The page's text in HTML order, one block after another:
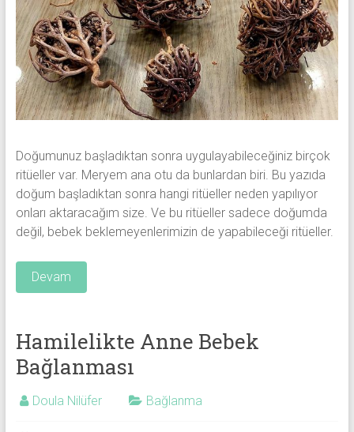
Doğumunuz başladıktan sonra uygulayabileceğiniz birçok
ritüeller var. Meryem ana otu da bunlardan biri. Bu yazıda
doğum başladıktan sonra hangi ritüeller neden yapılıyor
onları aktaracağım size. Ve bu ritüeller sadece doğumda
değil, bebek beklemeyenlerimizin de yapabileceği ritüeller.
Devam
Hamilelikte Anne Bebek
Bağlanması
Doula Nilüfer Bağlanma